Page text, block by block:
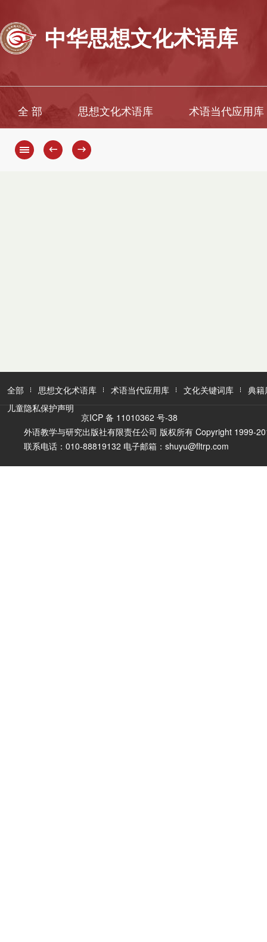
中华思想文化术语库
全 部 思想文化术语库 术语当代应用库
← →
全部 思想文化术语库 术语当代应用库 文化关键词库
典籍
儿童隐私保护声明
京ICP 备 11010362 号-38
外语教学与研究出版社有限责任公司 版权所有 Copyright 1999-
联系电话：010-88819132 电子邮箱：shuyu@fltrp.com